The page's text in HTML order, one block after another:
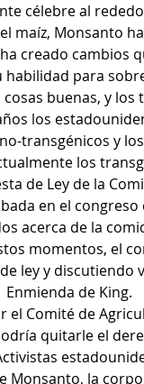
célebre al
maíz, Monsanto
creado cambios
habilidad para
buenas, y
los
transgénicos y
los
de Ley de la
en el
acerca de la
momentos, el
ley y discutiendo
de King.
el Comité de
quitarle el
Monsanto, la